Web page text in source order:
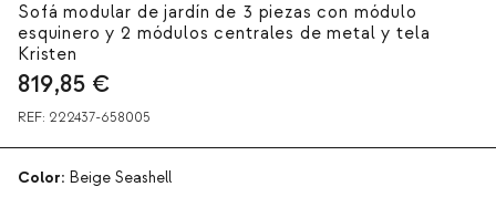
Sofá modular de jardín de 3 piezas con módulo
esquinero y 2 módulos centrales de metal y tela
Kristen
819,85 €
REF: 222437-658005
Color: Beige Seashell